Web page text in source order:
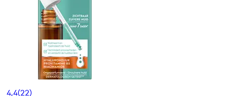
4,4(22)